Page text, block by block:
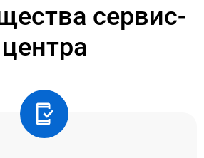
сервис-
центра